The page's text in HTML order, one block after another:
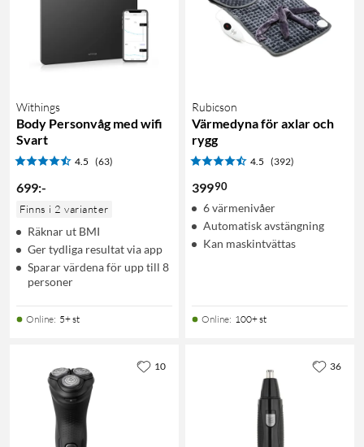
Withings
Body Personvåg med wifi
Svart
4.5 (63)
699:-
Finns i 2 varianter
Räknar ut BMI
Ger tydliga resultat via app
Sparar värdena för upp till 8
personer
Online: 5+ st
Rubicson
Värmedyna för axlar och
rygg
4.5 (392)
39990
6 värmenivåer
Automatisk avstängning
Kan maskintvättas
Online: 100+ st
10 36